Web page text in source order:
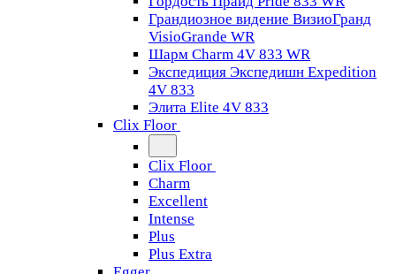
Грандиозное видение ВизиоГранд
VisioGrande WR
Шарм Charm 4V 833 WR
Экспедиция Экспедишн Expedition
4V 833
Элита Elite 4V 833
Clix Floor
Clix Floor
Charm
Excellent
Intense
Plus
Plus Extra